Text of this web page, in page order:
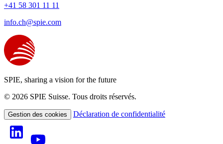
+41 58 301 11 11
info.ch@spie.com
SPIE, sharing a vision for the future
© 2026 SPIE Suisse. Tous droits réservés.
Gestion des cookies Déclaration de confidentialité